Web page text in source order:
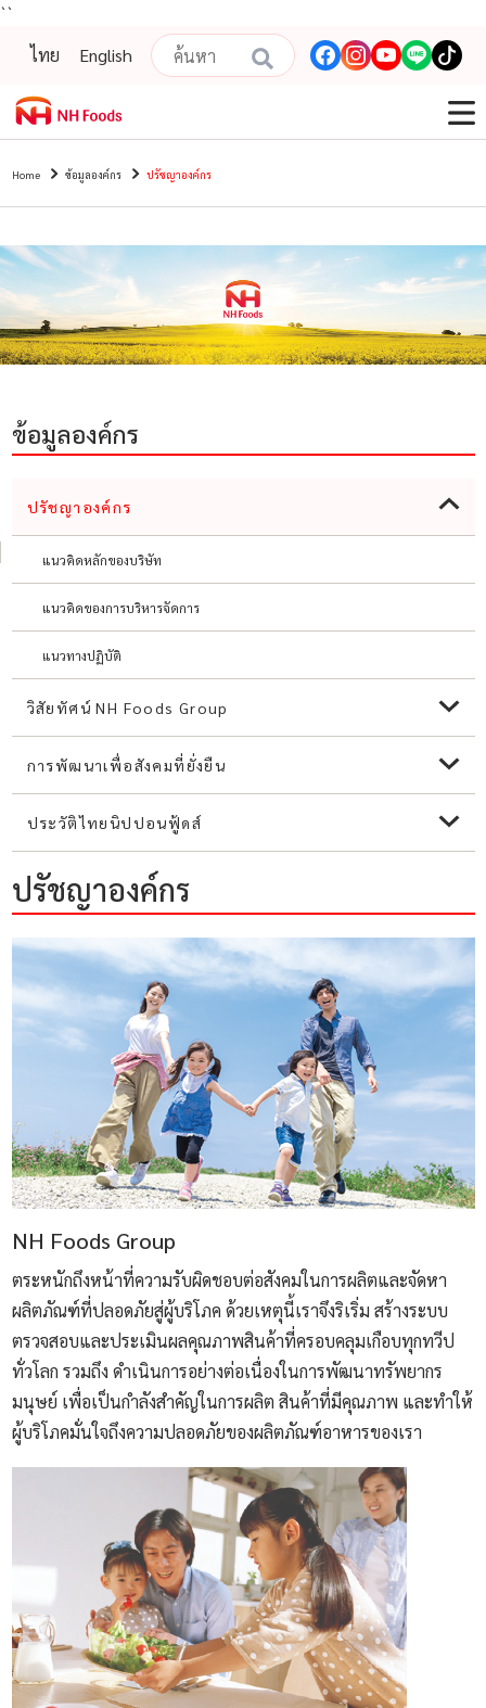
``
ไทย
English
Home ข้อมูลองค์กร ปรัชญาองค์กร
ปรัชญาองค์กร
NH Foods Group
ตระหนักถึงหน้าที่ความรับผิดชอบต่อสังคมในการผลิตและจัดหา
ผลิตภัณฑ์ที่ปลอดภัยสู่ผู้บริโภค ด้วยเหตุนี้เราจึงริเริ่ม สร้างระบบ
ตรวจสอบและประเมินผลคุณภาพสินค้าที่ครอบคลุมเกือบทุกทวีป
ทั่วโลก รวมถึง ดำเนินการอย่างต่อเนื่องในการพัฒนาทรัพยากร
มนุษย์ เพื่อเป็นกำลังสำคัญในการผลิต สินค้าที่มีคุณภาพ และทำให้
ผู้บริโภคมั่นใจถึงความปลอดภัยของผลิตภัณฑ์อาหารของเรา
ข้อมูลองค์กร
ปรัชญาองค์กร
แนวคิดหลักของบริษัท
แนวคิดของการบริหารจัดการ
แนวทางปฏิบัติ
วิสัยทัศน์ NH Foods Group
การพัฒนาเพื่อสังคมที่ยั่งยืน
ประวัติไทยนิปปอนฟู้ดส์